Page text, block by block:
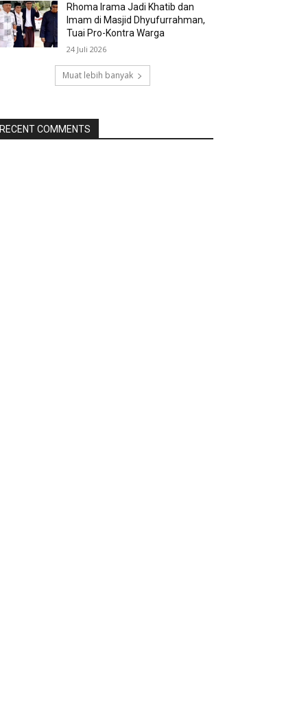
Rhoma Irama Jadi Khatib dan
Imam di Masjid Dhyufurrahman,
Tuai Pro-Kontra Warga
24 Juli 2026
Muat lebih banyak
RECENT COMMENTS